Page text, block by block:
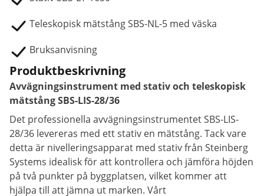
Teleskopisk mätstång SBS-NL-5 med väska
Bruksanvisning
Produktbeskrivning
Avvägningsinstrument med stativ och teleskopisk
mätstång SBS-LIS-28/36
Det professionella avvägningsinstrumentet SBS-LIS-
28/36 levereras med ett stativ en mätstång. Tack vare
detta är nivelleringsapparat med stativ från Steinberg
Systems idealisk för att kontrollera och jämföra höjden
på två punkter på byggplatsen, vilket kommer att
hjälpa till att jämna ut marken. Vårt